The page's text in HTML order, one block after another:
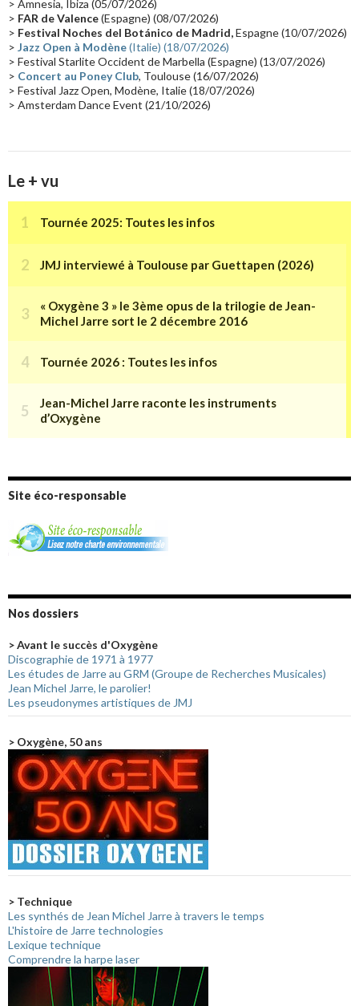
Synthé Roland(15) Belgique(15)
(14) Astronomie (14) (14)
Tournée 2025(14) 2024(14) Chine(13)
> Amnesia, Ibiza (05/07/2026)
> FAR de Valence(Espagne) (08/07/2026)
> Festival Noches del Botánico de Madrid,Espagne (10/07/2026)
> Jazz Open à Modène(Italie) (18/07/2026)
> Festival Starlite Occident de Marbella (Espagne) (13/07/2026)
> Concert au Poney Club, Toulouse (16/07/2026)
> Festival Jazz Open, Modène, Italie (18/07/2026)
> Amsterdam Dance Event (21/10/2026)
Le + vu
Site éco-responsable
Nos dossiers
> Avant le succès d'Oxygène
Discographie de 1971 à 1977
Les études de Jarre au GRM (Groupe de Recherches Musicales)
Jean Michel Jarre, le parolier!
Les pseudonymes artistiques de JMJ
> Oxygène, 50 ans
> Technique
Les synthés de Jean Michel Jarre à travers le temps
L'histoire de Jarre technologies
Lexique technique
Comprendre la harpe laser